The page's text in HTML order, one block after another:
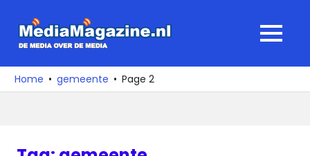
naar
media
over
MENU
Home gemeente Page 2